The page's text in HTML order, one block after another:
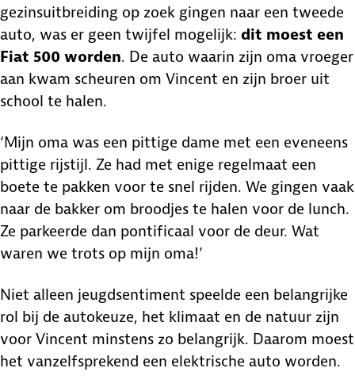
gezinsuitbreiding op zoek gingen naar een tweede
auto, was er geen twijfel mogelijk: dit moest een
Fiat 500 worden. De auto waarin zijn oma vroeger
aan kwam scheuren om Vincent en zijn broer uit
school te halen.
‘Mijn oma was een pittige dame met een eveneens
pittige rijstijl. Ze had met enige regelmaat een
boete te pakken voor te snel rijden. We gingen vaak
naar de bakker om broodjes te halen voor de lunch.
Ze parkeerde dan pontificaal voor de deur. Wat
waren we trots op mijn oma!’
Niet alleen jeugdsentiment speelde een belangrijke
rol bij de autokeuze, het klimaat en de natuur zijn
voor Vincent minstens zo belangrijk. Daarom moest
het vanzelfsprekend een elektrische auto worden.